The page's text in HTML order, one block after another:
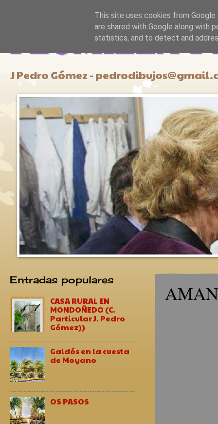
PLUMILLA Y
J Pedro Gómez -
Entradas populares
CASA RURAL EN
MONDOÑEDO (C.
Particular J. Pedro
Gómez))
Galdós en la cuesta
de Moyano
OS PASOS
This site uses cookies from
are shared with Google along with
statistics, and to detect and